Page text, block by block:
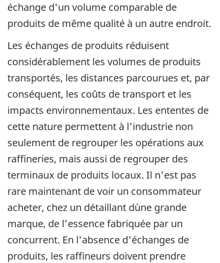
échange d'un volume comparable de
produits de même qualité à un autre endroit.
Les échanges de produits réduisent
considérablement les volumes de produits
transportés, les distances parcourues et, par
conséquent, les coûts de transport et les
impacts environnementaux. Les ententes de
cette nature permettent à l'industrie non
seulement de regrouper les opérations aux
raffineries, mais aussi de regrouper des
terminaux de produits locaux. Il n'est pas
rare maintenant de voir un consommateur
acheter, chez un détaillant d´une grande
marque, de l'essence fabriquée par un
concurrent. En l'absence d'échanges de
produits, les raffineurs doivent prendre